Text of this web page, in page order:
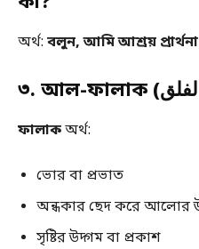
অর্থ: বলুন, আমি আশ্রয়
ফালাকঅর্থ:
ভোর বা প্রভাত
অন্ধকার ছেদ করে আলোর
সৃষ্টির উদ্গম বা প্রকাশ